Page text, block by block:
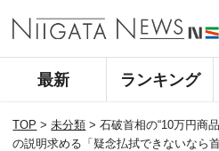
最新 ランキング
TOP >未分類 >石破首相の“10万円商
の説明求める「疑念払拭できないなら